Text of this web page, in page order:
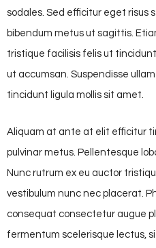
sodales. Sed efficitur eget risus
bibendum metus ut sagittis.
tristique facilisis felis ut
ut accumsan. Suspendisse
tincidunt ligula mollis sit amet.
Aliquam at ante at elit efficitur
pulvinar metus. Pellentesque
Nunc rutrum ex eu auctor
vestibulum nunc nec placerat.
consequat consectetur augue
fermentum scelerisque lectus,